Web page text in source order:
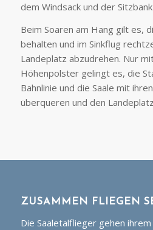
dem Windsack und der
Beim Soaren am Hang gilt es,
behalten und im Sinkflug
Landeplatz abzudrehen. Nur
Höhenpolster gelingt es, die
Bahnlinie und die Saale mit
überqueren und den
ZUSAMMEN FLIEGEN
Die Saaletalflieger gehen